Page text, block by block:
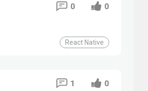
React Native
0 0
1 0